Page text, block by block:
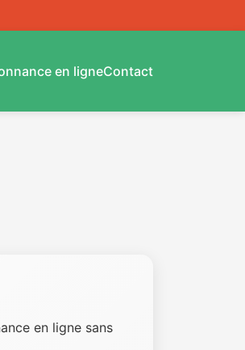
en ligneContact
en ligne sans